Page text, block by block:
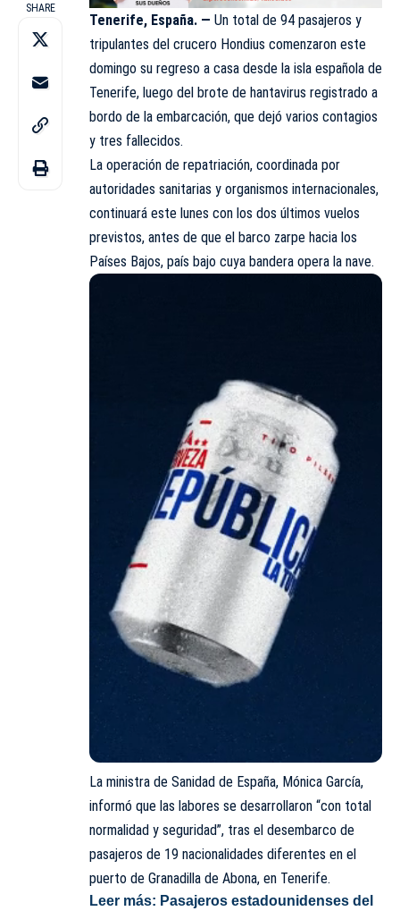
SHARE
Tenerife, España. — Un total de 94 pasajeros y
tripulantes del crucero Hondius comenzaron este
domingo su regreso a casa desde la isla española de
Tenerife, luego del brote de hantavirus registrado a
bordo de la embarcación, que dejó varios contagios
y tres fallecidos.
La operación de repatriación, coordinada por
autoridades sanitarias y organismos internacionales,
continuará este lunes con los dos últimos vuelos
previstos, antes de que el barco zarpe hacia los
Países Bajos, país bajo cuya bandera opera la nave.
La ministra de Sanidad de España, Mónica García,
informó que las labores se desarrollaron “con total
normalidad y seguridad”, tras el desembarco de
pasajeros de 19 nacionalidades diferentes en el
puerto de Granadilla de Abona, en Tenerife.
Leer más: Pasajeros estadounidenses del